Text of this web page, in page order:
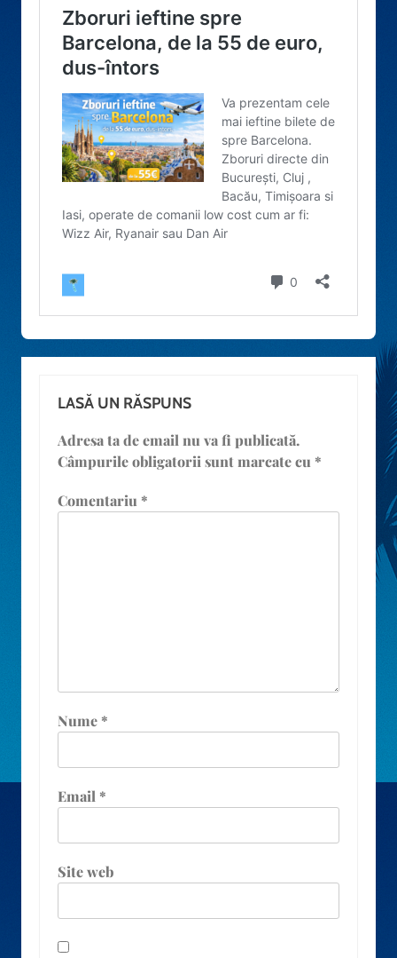
LASĂ UN RĂSPUNS
Adresa ta de email nu va fi publicată.
Câmpurile obligatorii sunt marcate cu *
Comentariu *
Nume *
Email *
Site web